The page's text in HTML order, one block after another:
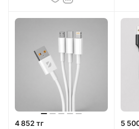
4 852 тг 5